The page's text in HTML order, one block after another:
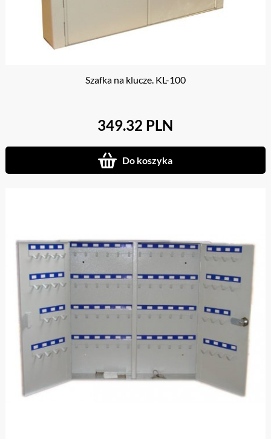
Szafka na klucze. KL-100
349.32 PLN
Do koszyka